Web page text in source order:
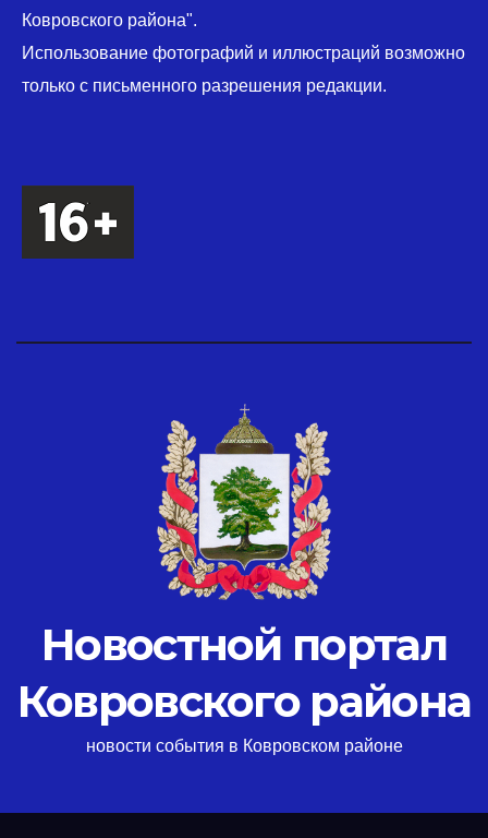
Ковровского района".
Использование фотографий и иллюстраций возможно
только с письменного разрешения редакции.
Новостной портал
Ковровского района
новости события в Ковровском районе